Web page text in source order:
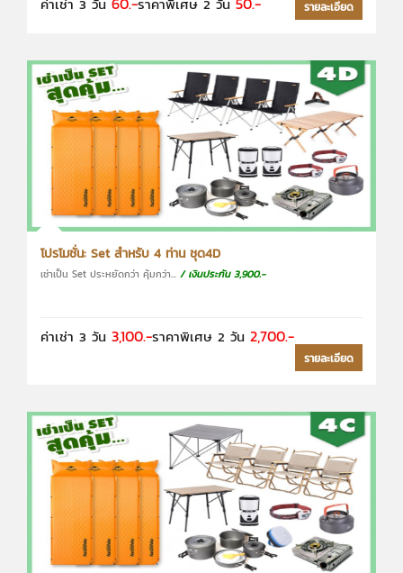
รายละเอียด
โปรโมชั่น: Set สำหรับ 4 ท่าน ชุด4D
เช่าเป็น Set ประหยัดกว่า คุ้มกว่า... / เงินประกัน 3,900.-
ค่าเช่า 3 วัน 3,100.-ราคาพิเศษ 2 วัน 2,700.-
รายละเอียด